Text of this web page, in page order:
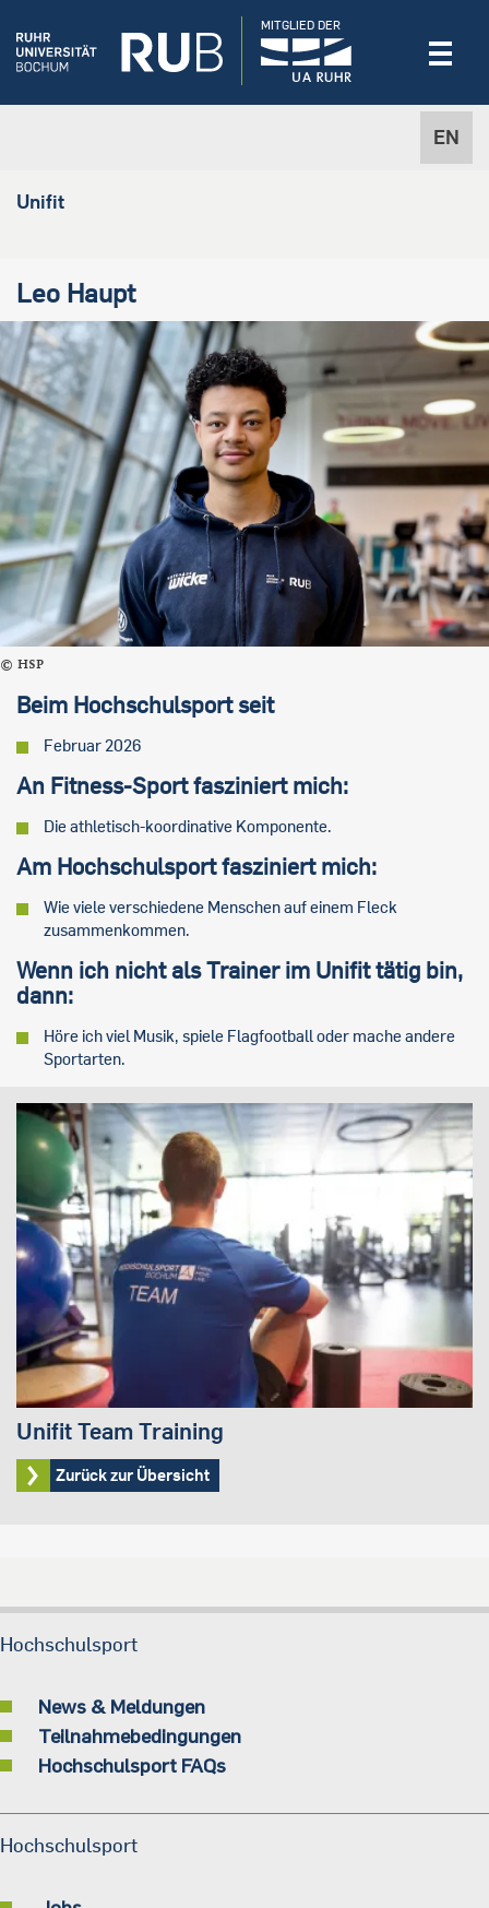
EN
MITGLIED DER
Unifit
Leo Haupt
HSP
Beim Hochschulsport seit
Februar 2026
An Fitness-Sport fasziniert mich:
Die athletisch-koordinative Komponente.
Am Hochschulsport fasziniert mich:
Wie viele verschiedene Menschen auf einem Fleck
zusammenkommen.
Wenn ich nicht als Trainer im Unifit tätig bin,
dann:
Höre ich viel Musik, spiele Flagfootball oder mache andere
Sportarten.
Unifit Team Training
Zurück zur Übersicht
Hochschulsport
News & Meldungen
Teilnahmebedingungen
Hochschulsport FAQs
Hochschulsport